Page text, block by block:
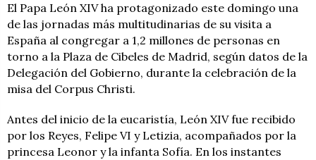
El Papa León XIV ha protagonizado este domingo una
de las jornadas más multitudinarias de su visita a
España al congregar a 1,2 millones de personas en
torno a la Plaza de Cibeles de Madrid, según datos de la
Delegación del Gobierno, durante la celebración de la
misa del Corpus Christi.
Antes del inicio de la eucaristía, León XIV fue recibido
por los Reyes, Felipe VI y Letizia, acompañados por la
princesa Leonor y la infanta Sofía. En los instantes